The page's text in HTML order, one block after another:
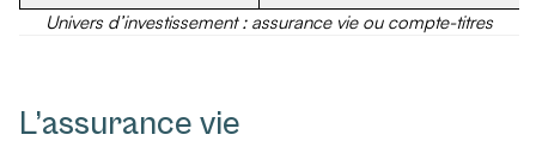
Univers d’investissement : assurance vie ou compte-titres
L’assurance vie